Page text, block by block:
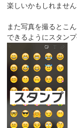
楽しいかもしれません
また写真を撮るとこ
できるようにスタン